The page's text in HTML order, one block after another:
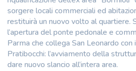
sorgere locali commerciali ed
restituirà un nuovo volto al quartiere.
l’apertura del ponte pedonale e
Parma che collega San Leonardo con
Pratibocchi: l’avviamento della
dare nuovo slancio all’intera area.